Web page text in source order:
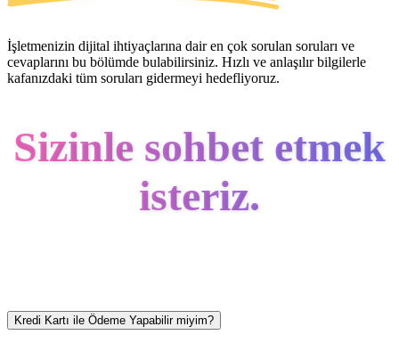
İşletmenizin dijital ihtiyaçlarına dair en çok sorulan soruları ve
cevaplarını bu bölümde bulabilirsiniz. Hızlı ve anlaşılır bilgilerle
kafanızdaki tüm soruları gidermeyi hedefliyoruz.
Sizinle sohbet etmek
isteriz.
Kredi Kartı ile Ödeme Yapabilir miyim?